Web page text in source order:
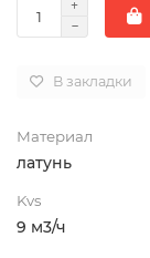
В закладки
Материал
латунь
Kvs
9 м3/ч